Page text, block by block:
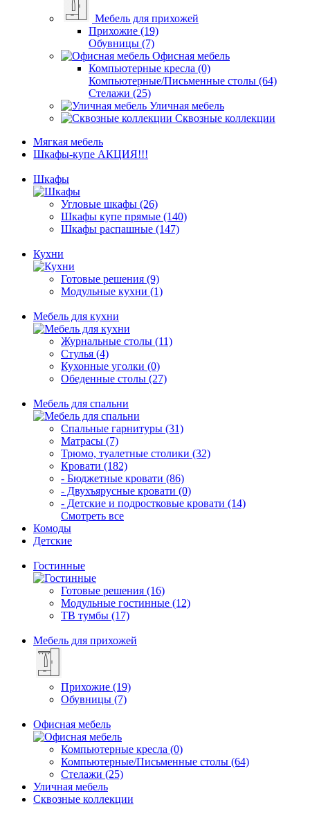
Мебель для прихожей
Прихожие (19)
Обувницы (7)
Офисная мебель
Компьютерные кресла (0)
Компьютерные/Письменные столы (64)
Стелажи (25)
Уличная мебель
Сквозные коллекции
Мягкая мебель
Шкафы-купе АКЦИЯ!!!
Шкафы
Угловые шкафы (26)
Шкафы купе прямые (140)
Шкафы распашные (147)
Кухни
Готовые решения (9)
Модульные кухни (1)
Мебель для кухни
Журнальные столы (11)
Стулья (4)
Кухонные уголки (0)
Обеденные столы (27)
Мебель для спальни
Спальные гарнитуры (31)
Матрасы (7)
Трюмо, туалетные столики (32)
Кровати (182)
- Бюджетные кровати (86)
- Двухъярусные кровати (0)
- Детские и подростковые кровати (14)
Смотреть все
Комоды
Детские
Гостинные
Готовые решения (16)
Модульные гостинные (12)
ТВ тумбы (17)
Мебель для прихожей
Прихожие (19)
Обувницы (7)
Офисная мебель
Компьютерные кресла (0)
Компьютерные/Письменные столы (64)
Стелажи (25)
Уличная мебель
Сквозные коллекции